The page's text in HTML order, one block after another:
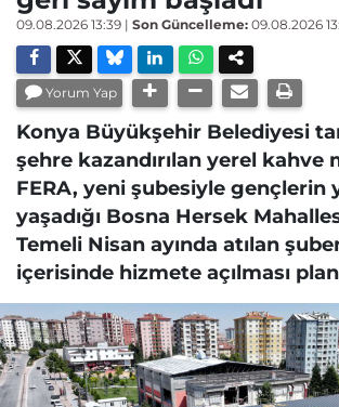
09.08.2026 13:39 | Son Güncelleme: 09.08.2026
Yorum Yap
Konya Büyükşehir Belediyesi
şehre kazandırılan yerel kahve
FERA, yeni şubesiyle gençlerin
yaşadığı Bosna Hersek
Temeli Nisan ayında atılan
içerisinde hizmete açılması